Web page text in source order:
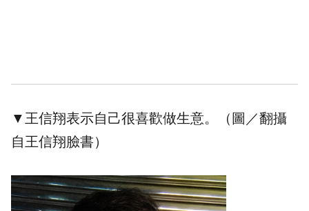
▼王信翔表示自己很喜歡做生意。（圖／翻攝
自王信翔臉書）